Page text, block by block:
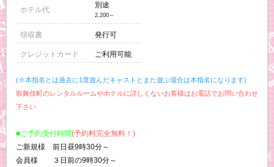
ホテル代
別途
2,200～
領収書 発行可
クレジットカード ご利用可能
(※本指名とは過去に1度遊んだキャストとまた遊ぶ場合は本指名になります)
歌舞伎町のレンタルルームやホテルに詳しくないお客様はお電話でお問い合わせ
下さい
■ご予約受付時間(予約料完全無料！)
ご新規様 前日昼9時30分～
会員様 ３日前の9時30分～